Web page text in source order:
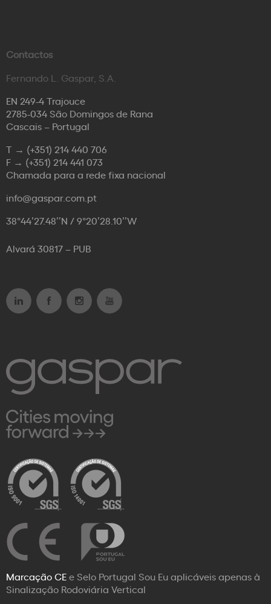
Contactos
Fernando L. Gaspar, S.A.
EN 249-4 Trajouce
2785-034 São Domingos de Rana
Cascais – Portugal
T → (+351) 214 440 706
F → (+351) 214 441 073
Chamada para a rede fixa nacional
info@gaspar.com.pt
38°44’27.48’’N / 9°20’28.10’’W
Alvará 30817 – PUB
Marcação CEe Selo Portugal Sou Eu aplicáveis apenas à
Sinalização Rodoviária Vertical